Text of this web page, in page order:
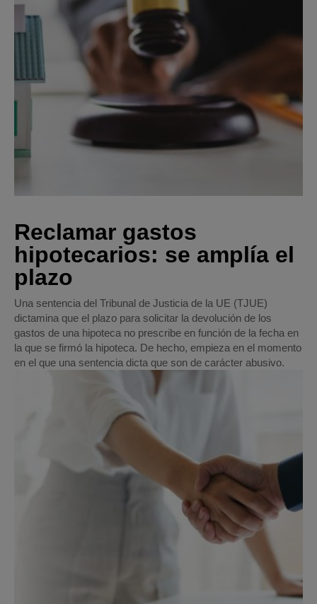
Reclamar gastos
hipotecarios: se amplía el
plazo
Una sentencia del Tribunal de Justicia de la UE (TJUE)
dictamina que el plazo para solicitar la devolución de los
gastos de una hipoteca no prescribe en función de la fecha en
la que se firmó la hipoteca. De hecho, empieza en el momento
en el que una sentencia dicta que son de carácter abusivo.